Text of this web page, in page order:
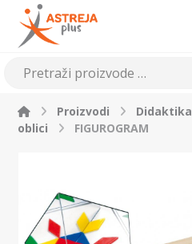
Proizvodi Didaktika
oblici
FIGUROGRAM